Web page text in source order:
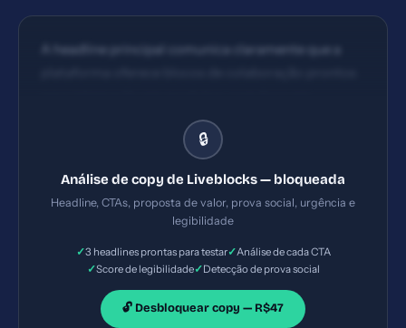
A headline principal comunica claramente que a
produtividade para equipes de engenharia, produto
e design. Impacto bom ao mencionar colaboração e
benefício mais imediato (ex.: reduzir tempo de
desenvolvimento em X). CTAs principais aparecem
demo’, o que favorece experimentação e qualifier.
poderia ser mais explícita quanto ao benefício
🔒
Análise de copy de Liveblocks — bloqueada
Headline, CTAs, proposta de valor, prova social, urgência e
legibilidade
✓3 headlines prontas para testar✓Análise de cada CTA
✓Score de legibilidade✓Detecção de prova social
🔓 Desbloquear copy — R$47